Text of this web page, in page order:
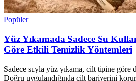
Popüler
Yüz Yıkamada Sadece Su
Göre Etkili Temizlik Yöntemleri
Sadece suyla yüz yıkama, cilt tipine göre
Doğru uygulandığında cilt bariyerini